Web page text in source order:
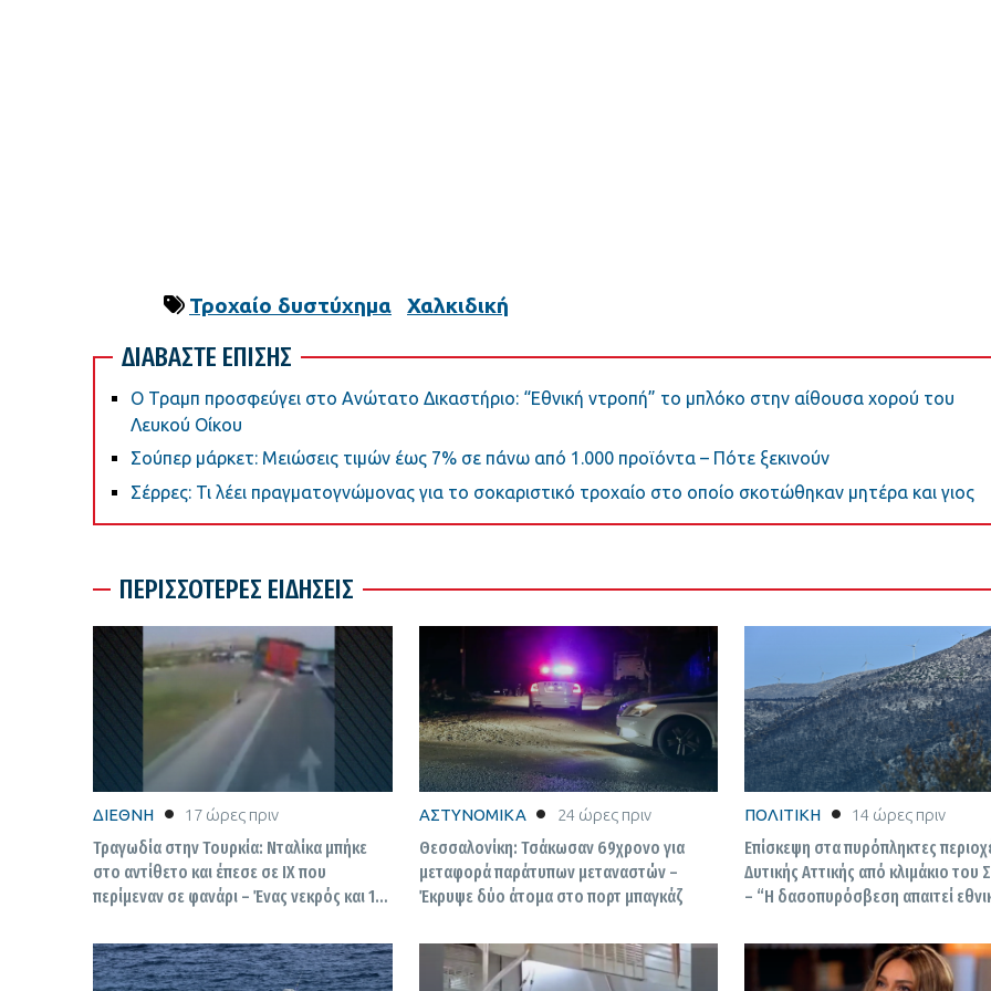
Τροχαίο δυστύχημα Χαλκιδική
ΔΙΑΒΑΣΤΕ ΕΠΙΣΗΣ
Ο Τραμπ προσφεύγει στο Ανώτατο Δικαστήριο: “Εθνική ντροπή” το μπλόκο στην αίθουσα χορού του
Λευκού Οίκου
Σούπερ μάρκετ: Μειώσεις τιμών έως 7% σε πάνω από 1.000 προϊόντα – Πότε ξεκινούν
Σέρρες: Τι λέει πραγματογνώμονας για το σοκαριστικό τροχαίο στο οποίο σκοτώθηκαν μητέρα και γιος
ΠΕΡΙΣΣΟΤΕΡΕΣ ΕΙΔΗΣΕΙΣ
ΔΙΕΘΝΗ 17 ώρες πριν
Τραγωδία στην Τουρκία: Νταλίκα μπήκε
στο αντίθετο και έπεσε σε ΙΧ που
περίμεναν σε φανάρι – Ένας νεκρός και 10
ΑΣΤΥΝΟΜΙΚΑ 24 ώρες πριν
Θεσσαλονίκη: Τσάκωσαν 69χρονο για
μεταφορά παράτυπων μεταναστών –
Έκρυψε δύο άτομα στο πορτ μπαγκάζ
ΠΟΛΙΤΙΚΗ 14 ώρες πριν
Επίσκεψη στα πυρόπληκτες
Δυτικής Αττικής από κλιμάκιο του
– “Η δασοπυρόσβεση απαιτεί